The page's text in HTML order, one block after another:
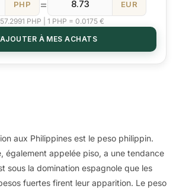
PHP = EUR
PHP | 1 PHP = 0.0175 €
AJOUTER À MES ACHATS
aux Philippines est le peso philippin.
également appelée piso, a une tendance
sous la domination espagnole que les
fuertes firent leur apparition. Le peso